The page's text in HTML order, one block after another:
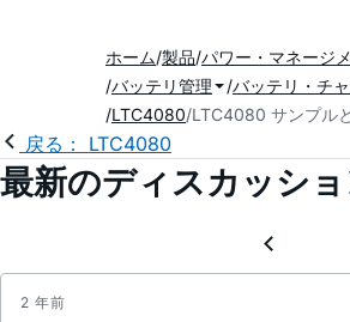
ホーム 製品 パワー・マネージ
バッテリ管理
バッテリ・チ
LTC4080 LTC4080 サンプル
戻る： LTC4080
最新のディスカッシ
2 年前